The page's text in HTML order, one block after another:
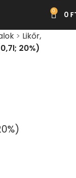
0 0
> Likőr,
20%)